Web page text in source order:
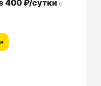
400 ₽/сутки с